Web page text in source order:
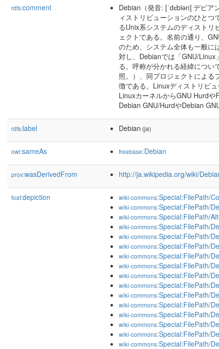
rdfs:comment
Debian（発音: [ˈdɛbiən] デビ
ィストリビューションのひと
るUnix系システムのディストリ
ェクトである。名前の通り、
のため、システム全体も一般に
対し、Debianでは「GNU/
る。呼称が分かれる経緯につい
照。）、同プロジェクトによる
徴である。Linuxディストリビ
LinuxカーネルからGNU Hurd
Debian GNU/HurdやDebian
rdfs:label Debian (ja)
owl:sameAs freebase:Debian
prov:wasDerivedFrom http://ja.wikipedia.org/wiki/
foaf:depiction wiki-commons:Special:FilePath/
wiki-commons:Special:FilePath/
wiki-commons:Special:FilePath/
wiki-commons:Special:FilePath/
wiki-commons:Special:FilePath/
wiki-commons:Special:FilePath/
wiki-commons:Special:FilePath/
wiki-commons:Special:FilePath/
wiki-commons:Special:FilePath/
wiki-commons:Special:FilePath/
wiki-commons:Special:FilePath/
wiki-commons:Special:FilePath/
wiki-commons:Special:FilePath/
wiki-commons:Special:FilePath/
wiki-commons:Special:FilePath/
wiki-commons:Special:FilePath/